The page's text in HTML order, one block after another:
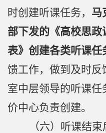
时创建听课任务， 马
部下发的《高校思
表》创建各类听课任
馈工作，做到及时反
室中层领导的听课
价中心负责创建。
（六）听课结